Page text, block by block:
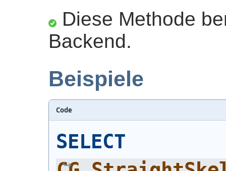
Diese Methode
Backend.
Beispiele
Code
SELECT